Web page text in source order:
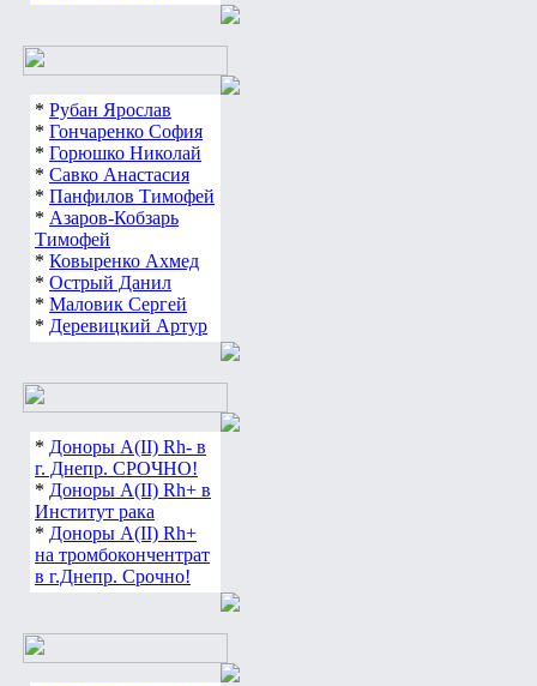
* Рубан Ярослав
* Гончаренко София
* Горюшко Николай
* Савко Анастасия
* Панфилов Тимофей
* Азаров-Кобзарь
Тимофей
* Ковыренко Ахмед
* Острый Данил
* Маловик Сергей
* Деревицкий Артур
* Доноры А(ІІ) Rh- в
г. Днепр. СРОЧНО!
* Доноры А(ІІ) Rh+ в
Институт рака
* Доноры А(ІІ) Rh+
на тромбокончентрат
в г.Днепр. Срочно!